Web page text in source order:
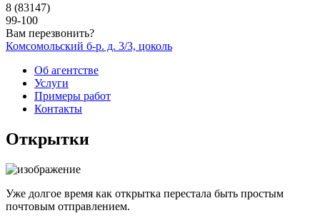
8 (83147)
99-100
Вам перезвонить?
Комсомольский б-р. д. 3/3, цоколь
Об агентстве
Услуги
Примеры работ
Контакты
Открытки
Уже долгое время как открытка перестала быть простым
почтовым отправлением.